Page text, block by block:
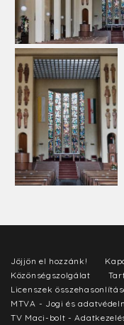
Jöjjön el hozzánk!
Közönségszolgálat
Licenszek
MTVA - Jogi és
TV Maci-bolt -